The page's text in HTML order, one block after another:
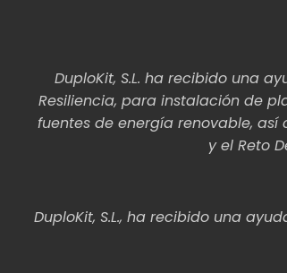
DuploKit, S.L. ha recibido una
Resiliencia, para instalación de
fuentes de energía renovable,
y el Reto
DuploKit, S.L., ha recibido una